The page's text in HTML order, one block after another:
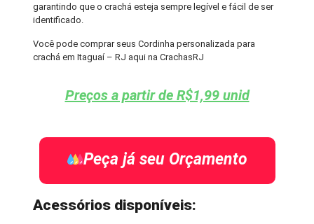
garantindo que o crachá esteja sempre legível e fácil de ser
identificado.
Você pode comprar seus Cordinha personalizada para
crachá em Itaguaí – RJ aqui na CrachasRJ
Preços a partir de R$1,99 unid
Peça já seu Orçamento
Acessórios disponíveis: